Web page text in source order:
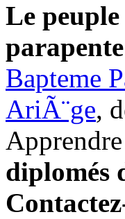
Le
Bapteme
AriÃ¨ge,
diplomés